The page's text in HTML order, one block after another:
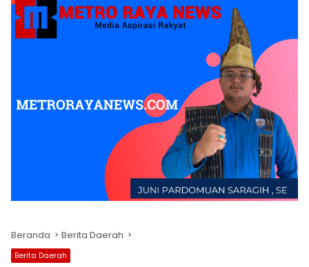
Beranda Berita Daerah
Berita Daerah